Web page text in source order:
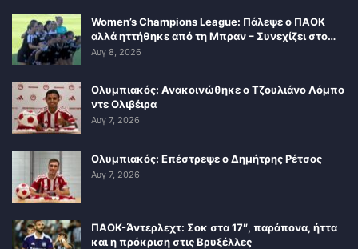
Women’s Champions League: Πάλεψε ο ΠΑΟΚ
αλλά ηττήθηκε από τη Μπραν – Συνεχίζει στο…
Αυγ 8, 2026
Ολυμπιακός: Ανακοινώθηκε ο Τζουλιάνο Λόμπο
ντε Ολιβέιρα
Αυγ 7, 2026
Ολυμπιακός: Επέστρεψε ο Δημήτρης Ρέτσος
Αυγ 7, 2026
ΠΑΟΚ-Άντερλεχτ: Σοκ στα 17″, παράπονα, ήττα
και η πρόκριση στις Βρυξέλλες